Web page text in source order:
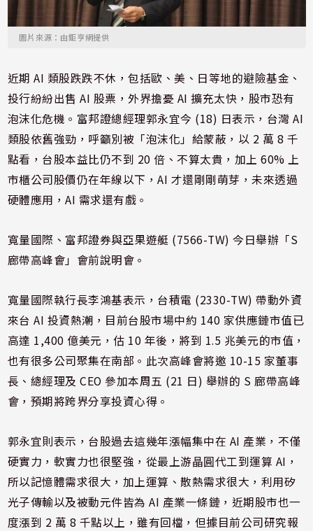
圖片來源：由鉅亨網提供
近期 AI 類股跌跌不休，包括歐、美、日等地的避險基金、
投行紛紛出售 AI 股票，外界擔憂 AI 擴充太快，股市恐有
泡沫化危機。富邦證總經理郭永宜今 (18) 日表示，台灣 AI
類股依舊強勁，呼籲別被「泡沫化」給蒙蔽，以 2 萬 8 千
點看，台股本益比仍不到 20 倍、不算太貴，加上 60% 上
市櫃公司股價仍在年線以下，AI 才還剛剛萌芽，未來透過
硬體應用，AI 需求還有戲。
寬量國際、富邦證券與亞果遊艇 (7566-TW) 今日舉辦「S
廊帶高峰會」會前說明會。
寬量國際執行長李鴻基表示，台積電 (2330-TW) 帶動外資
來台 AI 投資熱潮，目前台股市場中約 140 家供應鏈市值已
高達 1,400 億美元，估 10 年後，將到 1.5 兆美元的市值，
也有很多公司聚集在南部。此次高峰會將邀 10-15 家董事
長、總經理及 CEO 參加本周五 (21 日) 舉辦的 S 廊帶高峰
會，預期將跨界分享投資心得。
郭永宜則表示，台股過去這幾年漲幅集中在 AI 產業，不僅
硬實力，軟實力也很堅強，從最上游晶圓代工到運算 AI，
所以記憶體需求很大，加上運算、散熱需求很大，利用矽
光子傳輸以及被動元件皆為 AI 產業一條鏈，近期股市也一
度漲到 2 萬 8 千點以上，雖有回檔，但據目前公司研究報